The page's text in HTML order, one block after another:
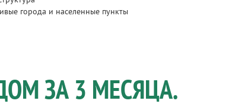
города и населенные пункты
ЗА 3 МЕСЯЦА.